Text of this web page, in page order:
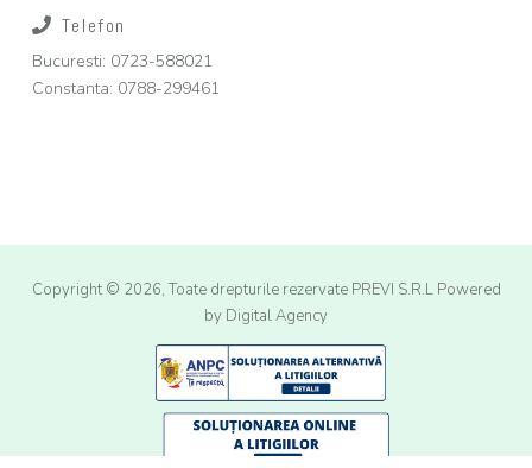
Telefon
Bucuresti: 0723-588021
Constanta: 0788-299461
Copyright © 2026, Toate drepturile rezervate PREVI S.R.L Powered
by Digital Agency